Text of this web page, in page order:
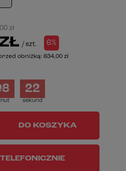
zł
/ szt. 6%
obniżką: 634,00 zł
sekund
22
DO KOSZYKA